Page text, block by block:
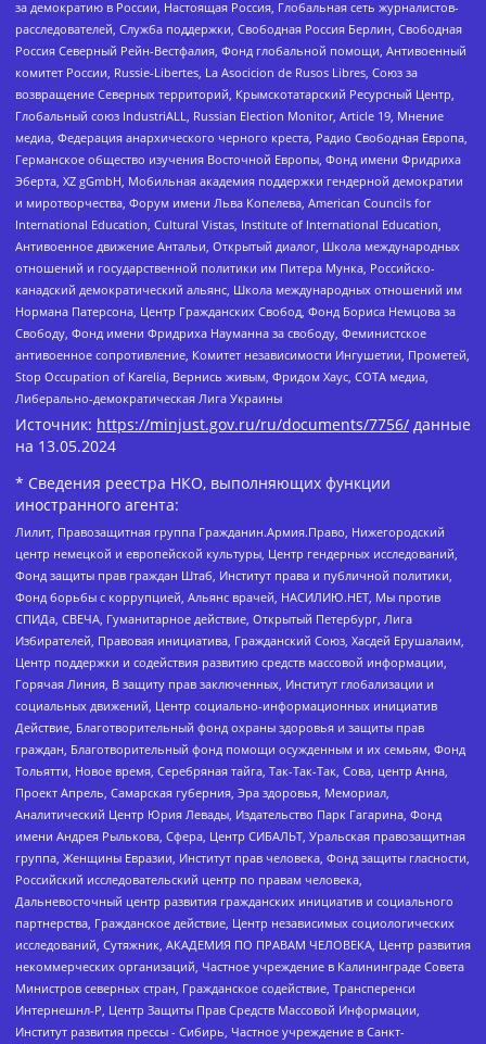
за демократию в России, Настоящая Россия, Глобальная сеть журналистов-
расследователей, Служба поддержки, Свободная Россия Берлин, Свободная
Россия Северный Рейн-Вестфалия, Фонд глобальной помощи, Антивоенный
комитет России, Russie-Libertes, La Asocicion de Rusos Libres, Союз за
возвращение Северных территорий, Крымскотатарский Ресурсный Центр,
Глобальный союз IndustriALL, Russian Election Monitor, Article 19, Мнение
медиа, Федерация анархического черного креста, Радио Свободная Европа,
Германское общество изучения Восточной Европы, Фонд имени Фридриха
Эберта, XZ gGmbH, Мобильная академия поддержки гендерной демократии
и миротворчества, Форум имени Льва Копелева, American Councils for
International Education, Cultural Vistas, Institute of International Education,
Антивоенное движение Антальи, Открытый диалог, Школа международных
отношений и государственной политики им Питера Мунка, Российско-
канадский демократический альянс, Школа международных отношений им
Нормана Патерсона, Центр Гражданских Свобод, Фонд Бориса Немцова за
Свободу, Фонд имени Фридриха Науманна за свободу, Феминистское
антивоенное сопротивление, Комитет независимости Ингушетии, Прометей,
Stop Occupation of Karelia, Вернись живым, Фридом Хаус, СОТА медиа,
Либерально-демократическая Лига Украины
Источник: https://minjust.gov.ru/ru/documents/7756/ данные
на 13.05.2024
* Сведения реестра НКО, выполняющих функции
иностранного агента:
Лилит, Правозащитная группа Гражданин.Армия.Право, Нижегородский
центр немецкой и европейской культуры, Центр гендерных исследований,
Фонд защиты прав граждан Штаб, Институт права и публичной политики,
Фонд борьбы с коррупцией, Альянс врачей, НАСИЛИЮ.НЕТ, Мы против
СПИДа, СВЕЧА, Гуманитарное действие, Открытый Петербург, Лига
Избирателей, Правовая инициатива, Гражданский Союз, Хасдей Ерушалаим,
Центр поддержки и содействия развитию средств массовой информации,
Горячая Линия, В защиту прав заключенных, Институт глобализации и
социальных движений, Центр социально-информационных инициатив
Действие, Благотворительный фонд охраны здоровья и защиты прав
граждан, Благотворительный фонд помощи осужденным и их семьям, Фонд
Тольятти, Новое время, Серебряная тайга, Так-Так-Так, Сова, центр Анна,
Проект Апрель, Самарская губерния, Эра здоровья, Мемориал,
Аналитический Центр Юрия Левады, Издательство Парк Гагарина, Фонд
имени Андрея Рылькова, Сфера, Центр СИБАЛЬТ, Уральская правозащитная
группа, Женщины Евразии, Институт прав человека, Фонд защиты гласности,
Российский исследовательский центр по правам человека,
Дальневосточный центр развития гражданских инициатив и социального
партнерства, Гражданское действие, Центр независимых социологических
исследований, Сутяжник, АКАДЕМИЯ ПО ПРАВАМ ЧЕЛОВЕКА, Центр развития
некоммерческих организаций, Частное учреждение в Калининграде Совета
Министров северных стран, Гражданское содействие, Трансперенси
Интернешнл-Р, Центр Защиты Прав Средств Массовой Информации,
Институт развития прессы - Сибирь, Частное учреждение в Санкт-